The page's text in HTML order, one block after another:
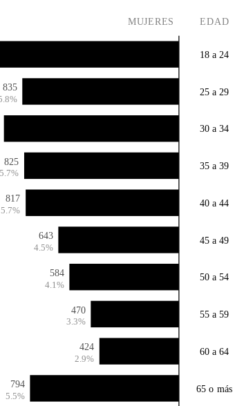
MUJERES EDAD
18 a 24
835 25 a 29
30 a 34
825
5.7%
35 a 39
817
5.7%
40 a 44
643
4.5%
45 a 49
584
4.1%
50 a 54
470
3.3%
55 a 59
424
2.9%
60 a 64
794
5.5%
65 o más